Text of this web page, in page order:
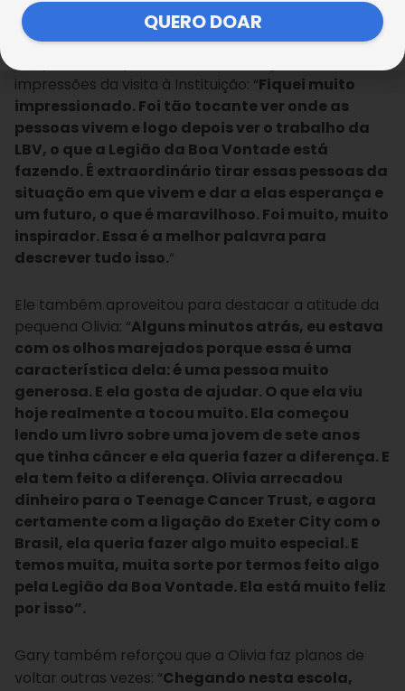
adoráveis e muito legais”.
impressões da visita à Instituição: “Fiquei muito
impressionado. Foi tão tocante ver onde as
pessoas vivem e logo depois ver o trabalho da
LBV, o que a Legião da Boa Vontade está
fazendo. É extraordinário tirar essas pessoas da
situação em que vivem e dar a elas esperança e
um futuro, o que é maravilhoso. Foi muito, muito
inspirador. Essa é a melhor palavra para
descrever tudo isso.“
Ele também aproveitou para destacar a atitude da
pequena Olivia: “Alguns minutos atrás, eu estava
com os olhos marejados porque essa é uma
característica dela: é uma pessoa muito
generosa. E ela gosta de ajudar. O que ela viu
hoje realmente a tocou muito. Ela começou
lendo um livro sobre uma jovem de sete anos
que tinha câncer e ela queria fazer a diferença. E
ela tem feito a diferença. Olivia arrecadou
dinheiro para o Teenage Cancer Trust, e agora
certamente com a ligação do Exeter City com o
Brasil, ela queria fazer algo muito especial. E
temos muita, muita sorte por termos feito algo
pela Legião da Boa Vontade. Ela está muito feliz
por isso”.
Gary também reforçou que a Olivia faz planos de
voltar outras vezes: “Chegando nesta escola,
QUERO DOAR